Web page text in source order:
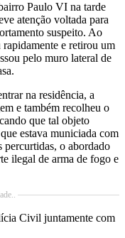
Paulo VI na tarde
atenção voltada para
suspeito. Ao
e retirou um
pelo muro lateral de
na residência, a
e também recolheu o
que tal objeto
estava municiada com
percurtidas, o abordado
ilegal de arma de fogo e
Civil juntamente com